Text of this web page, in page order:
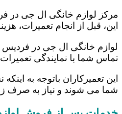
مرکز لوازم خانگی ال جی در
این، قبل از انجام تعمیرات،
لوازم خانگی ال جی در فردیس
تماس شما با نمایندگی
این تعمیرکاران باتوجه به
شما می شوند و نیاز به صرف